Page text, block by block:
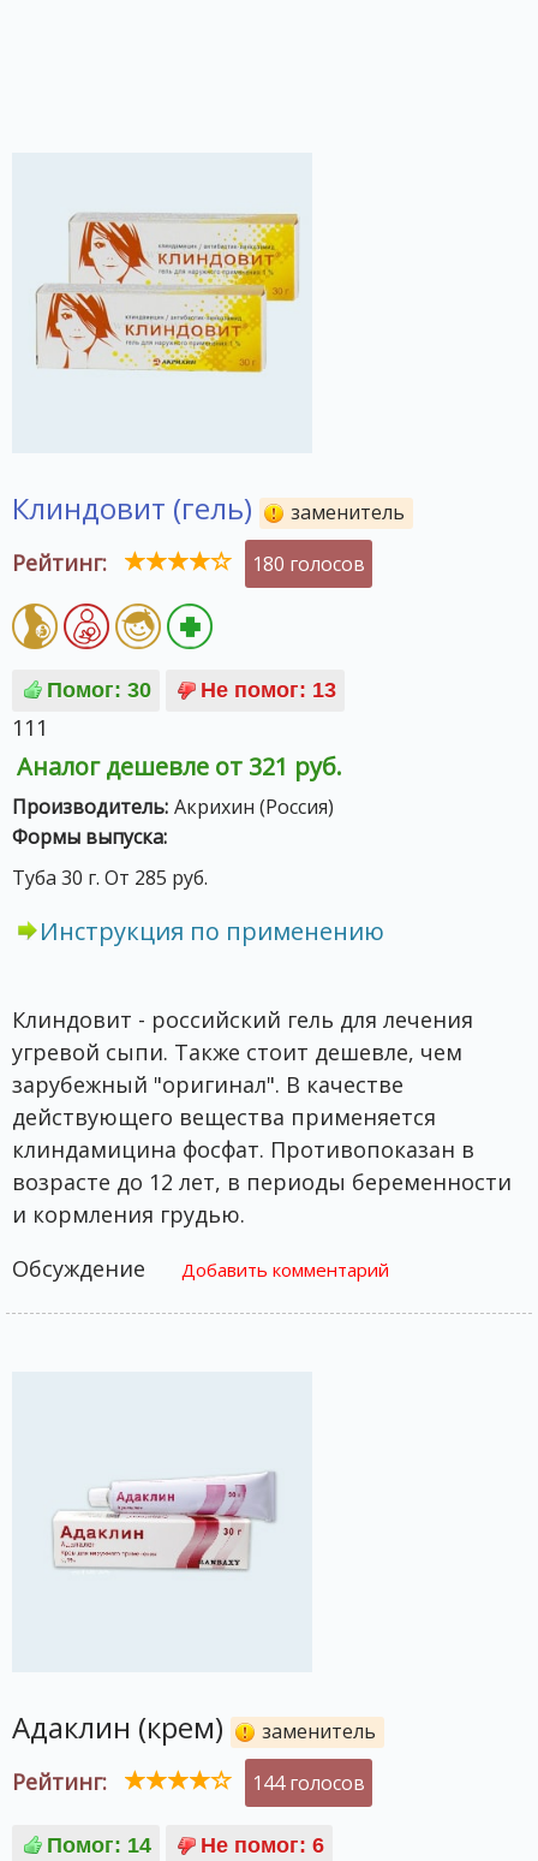
Клиндовит (гель) заменитель
Рейтинг: 180 голосов
111
Аналог дешевле от 321 руб.
Производитель: Акрихин (Россия)
Формы выпуска:
Туба 30 г. От 285 руб.
Инструкция по применению
Клиндовит - российский гель для лечения
угревой сыпи. Также стоит дешевле, чем
зарубежный "оригинал". В качестве
действующего вещества применяется
клиндамицина фосфат. Противопоказан в
возрасте до 12 лет, в периоды беременности
и кормления грудью.
Обсуждение
Добавить комментарий
Адаклин (крем) заменитель
Рейтинг: 144 голосов